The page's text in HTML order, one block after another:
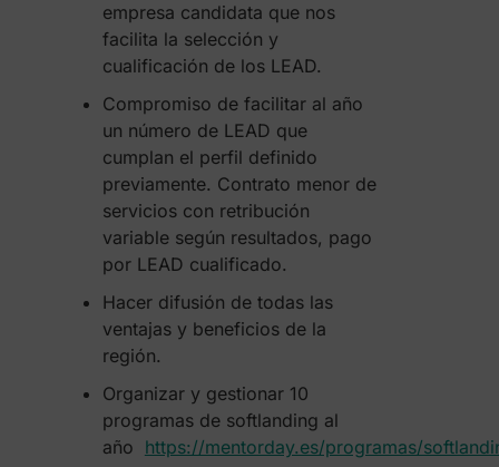
empresa candidata que nos
facilita la selección y
cualificación de los LEAD.
Compromiso de facilitar al año
un número de LEAD que
cumplan el perfil definido
previamente. Contrato menor de
servicios con retribución
variable según resultados, pago
por LEAD cualificado.
Hacer difusión de todas las
ventajas y beneficios de la
región.
Organizar y gestionar 10
programas de softlanding al
año https://mentorday.es/programas/